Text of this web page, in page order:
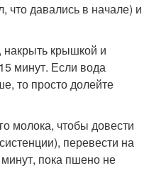
что давались в начале) и
накрыть крышкой и
минут. Если вода
то просто долейте
молока, чтобы довести
перевести на
пока пшено не